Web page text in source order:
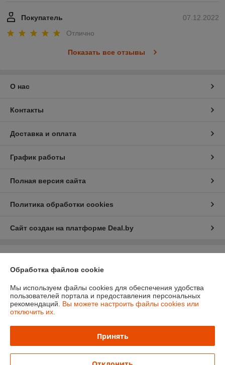
07.12.2022
Покупатель
Отлично
Показать все отзывы
О нас
Контакты
Доставка и оплата
График работы
Полная версия сайта
Политика обработки cookies
Сайт создан на платформе Deal.by
Индивидуальный предприниматель:
Регистрационный номер ЕГР: 290974251
УНП: 290974251
Дата регистрации компании: 11.08.2010
Обработка файлов cookie
Мы используем файлы cookies для обеспечения удобства
пользователей портала и предоставления персональных
рекомендаций. Вы можете настроить файлы cookies или
отключить их.
Принять